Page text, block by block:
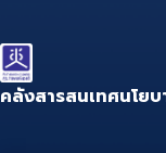
to
content
to
main
navigation
to
footer
คลังสารสนเทศนโย